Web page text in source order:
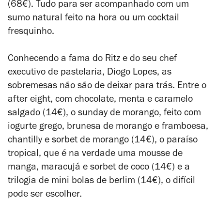
(68€). Tudo para ser acompanhado com um
sumo natural feito na hora ou um cocktail
fresquinho.
Conhecendo a fama do Ritz e do seu chef
executivo de pastelaria, Diogo Lopes, as
sobremesas não são de deixar para trás. Entre o
after eight, com chocolate, menta e caramelo
salgado (14€), o sunday de morango, feito com
iogurte grego, brunesa de morango e framboesa,
chantilly e sorbet de morango (14€), o paraíso
tropical, que é na verdade uma mousse de
manga, maracujá e sorbet de coco (14€) e a
trilogia de mini bolas de berlim (14€), o difícil
pode ser escolher.